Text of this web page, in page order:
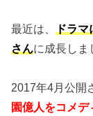
最近は、
ドラ
さんに成長しま
2017年4月公開
園億人をコメ